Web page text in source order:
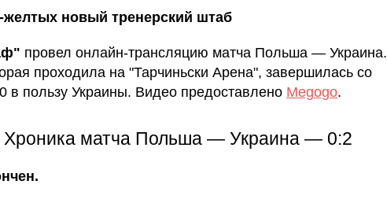
желтых новый тренерский штаб
провел онлайн-трансляцию матча Польша — Украина.
проходила на "Тарчиньски Арена", завершилась со
в пользу Украины. Видео предоставлено Megogo.
Хроника матча Польша — Украина — 0:2